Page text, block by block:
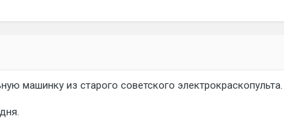
машинку из старого советского электрокраскопульта.